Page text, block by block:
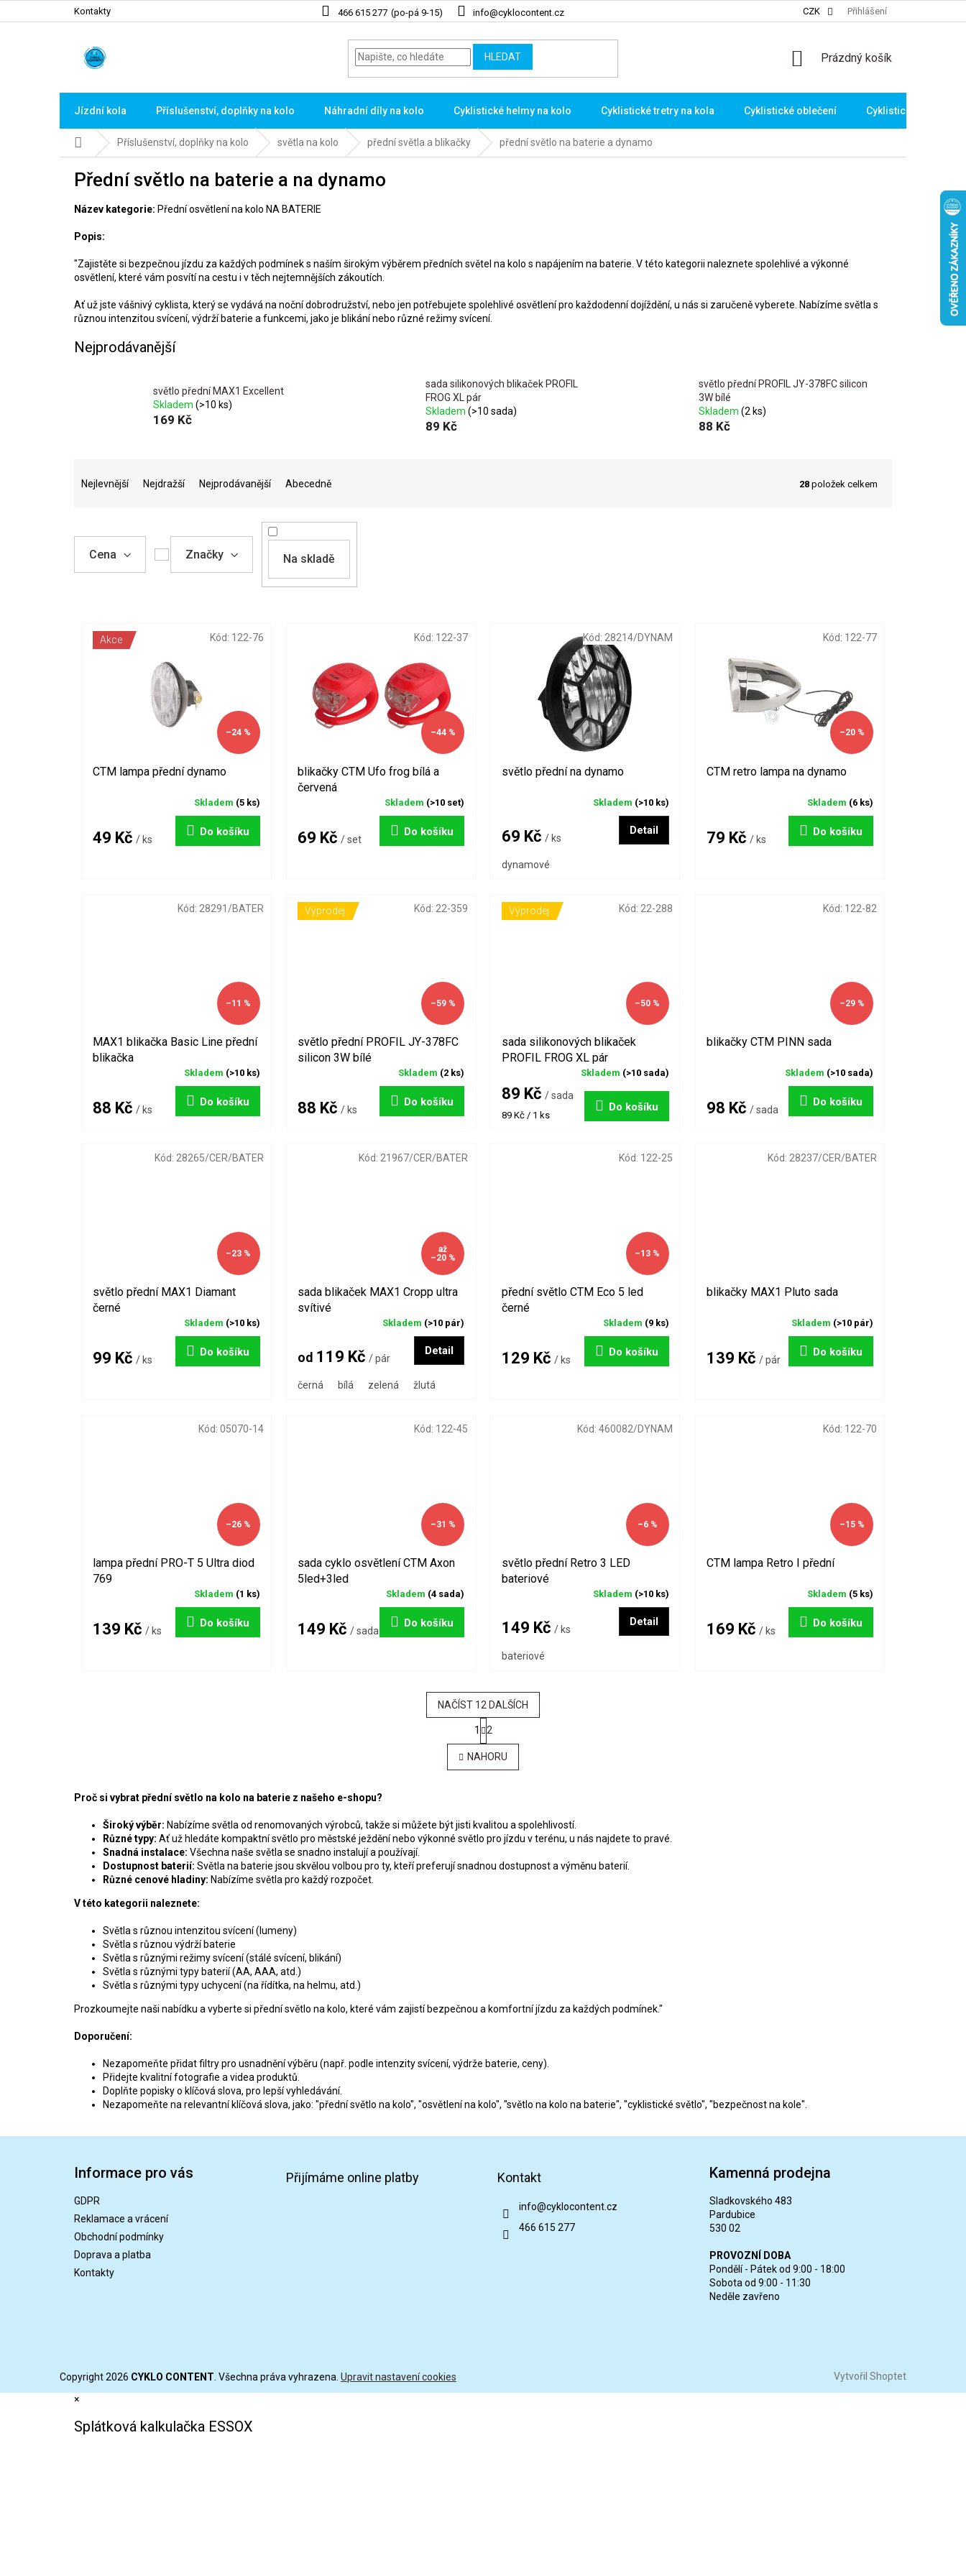
na
466 615 277 info@cyklocontent.cz
Kontakty CZK Přihlášení
HLEDAT
NÁKUPNÍ
Prázdný košík
Jízdní kola Příslušenství, doplňky na kolo Náhradní díly na kolo Cyklistické helmy na kolo Cyklistické tretry na kola Cyklistické oblečení Cyklistické brýle
Domů Příslušenství, doplňky na kolo světla na kolo přední světla a blikačky přední světlo na baterie a dynamo
Přední světlo na baterie a na dynamo
Název kategorie: Přední osvětlení na kolo NA BATERIE
Popis:
"Zajistěte si bezpečnou jízdu za každých podmínek s naším širokým výběrem předních světel na kolo s napájením na baterie. V této kategorii naleznete spolehlivé a výkonné
osvětlení, které vám posvítí na cestu i v těch nejtemnějších zákoutích.
Ať už jste vášnivý cyklista, který se vydává na noční dobrodružství, nebo jen potřebujete spolehlivé osvětlení pro každodenní dojíždění, u nás si zaručeně vyberete. Nabízíme světla s
různou intenzitou svícení, výdrží baterie a funkcemi, jako je blikání nebo různé režimy svícení.
Nejprodávanější
světlo přední MAX1 Excellent
Skladem (>10 ks)
169 Kč
sada silikonových blikaček PROFIL
FROG XL pár
Skladem(>10 sada)
89 Kč
světlo přední PROFIL JY-378FC silicon
3W bílé
Skladem (2 ks)
88 Kč
r
Nejlevnější Nejdražší Nejprodávanější Abecedně 28 položek celkem
Cena Značky Na skladě
Akce
–24 %
CTM lampa přední dynamo
Skladem (5 ks)
49 Kč / ks
Do košíku
Kód: 122-76
–44 %
blikačky CTM Ufo frog bílá a
červená
Skladem (>10 set)
69 Kč / set
Do košíku
Kód: 122-37
světlo přední na dynamo
Skladem (>10 ks)
69 Kč / ks
Detail
dynamové
Kód: 28214/DYNAM
–20 %
CTM retro lampa na dynamo
Skladem (6 ks)
79 Kč / ks
Do košíku
Kód: 122-77
–11 %
MAX1 blikačka Basic Line přední
blikačka
Skladem (>10 ks)
88 Kč / ks
Do košíku
Kód: 28291/BATER Výprodej
–59 %
světlo přední PROFIL JY-378FC
silicon 3W bílé
Skladem (2 ks)
88 Kč / ks
Do košíku
Kód: 22-359 Výprodej
–50 %
sada silikonových blikaček
PROFIL FROG XL pár
Skladem (>10 sada)
89 Kč / sada
Měrná
89 Kč / 1 ks
Do košíku
Kód: 22-288
–29 %
blikačky CTM PINN sada
Skladem (>10 sada)
98 Kč / sada
Do košíku
Kód: 122-82
–23 %
světlo přední MAX1 Diamant
černé
Skladem (>10 ks)
99 Kč / ks
Do košíku
Kód: 28265/CER/BATER
až
–20 %
sada blikaček MAX1 Cropp ultra
svítivé
Skladem (>10 pár)
od119 Kč / pár
Detail
černá bílá zelená žlutá
Kód: 21967/CER/BATER
–13 %
přední světlo CTM Eco 5 led
černé
Skladem (9 ks)
129 Kč / ks
Do košíku
Kód: 122-25
blikačky MAX1 Pluto sada
Skladem (>10 pár)
139 Kč / pár
Do košíku
Kód: 28237/CER/BATER
–26 %
lampa přední PRO-T 5 Ultra diod
769
Skladem (1 ks)
139 Kč / ks
Do košíku
Kód: 05070-14
–31 %
sada cyklo osvětlení CTM Axon
5led+3led
Skladem (4 sada)
149 Kč / sada
Do košíku
Kód: 122-45
–6 %
světlo přední Retro 3 LED
bateriové
Skladem (>10 ks)
149 Kč / ks
Detail
bateriové
Kód: 460082/DYNAM
–15 %
CTM lampa Retro I přední
Skladem (5 ks)
169 Kč / ks
Do košíku
Kód: 122-70
O
v
l
c
í
p
v
NAČÍST 12 DALŠÍCH
S
t
r
á
n
á
n
í
1 2
NAHORU
Proč si vybrat přední světlo na kolo na baterie z našeho e-shopu?
Široký výběr: Nabízíme světla od renomovaných výrobců, takže si můžete být jisti kvalitou a spolehlivostí.
Různé typy: Ať už hledáte kompaktní světlo pro městské ježdění nebo výkonné světlo pro jízdu v terénu, u nás najdete to pravé.
Snadná instalace: Všechna naše světla se snadno instalují a používají.
Dostupnost baterií: Světla na baterie jsou skvělou volbou pro ty, kteří preferují snadnou dostupnost a výměnu baterií.
Různé cenové hladiny: Nabízíme světla pro každý rozpočet.
V této kategorii naleznete:
Světla s různou intenzitou svícení (lumeny)
Světla s různou výdrží baterie
Světla s různými režimy svícení (stálé svícení, blikání)
Světla s různými typy baterií (AA, AAA, atd.)
Světla s různými typy uchycení (na řídítka, na helmu, atd.)
Prozkoumejte naši nabídku a vyberte si přední světlo na kolo, které vám zajistí bezpečnou a komfortní jízdu za každých podmínek."
Doporučení:
Nezapomeňte přidat filtry pro usnadnění výběru (např. podle intenzity svícení, výdrže baterie, ceny).
Přidejte kvalitní fotografie a videa produktů.
Doplňte popisky o klíčová slova, pro lepší vyhledávání.
Nezapomeňte na relevantní klíčová slova, jako: "přední světlo na kolo", "osvětlení na kolo", "světlo na kolo na baterie", "cyklistické světlo", "bezpečnost na kole".
Informace pro vás
GDPR
Reklamace a vrácení
Obchodní podmínky
Doprava a platba
Kontakty
Přijímáme online platby Kontakt
info@cyklocontent.cz
466 615 277
Kamenná prodejna
Sladkovského 483
Pardubice
530 02
PROVOZNÍ DOBA
Pondělí - Pátek od 9:00 - 18:00
Sobota od 9:00 - 11:30
Neděle zavřeno
Vytvořil Shoptet
Copyright 2026 CYKLO CONTENT . Všechna práva vyhrazena. Upravit nastavení cookies
×
Splátková kalkulačka ESSOX